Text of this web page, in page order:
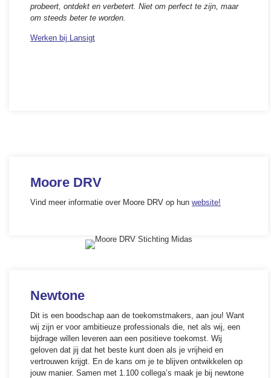
probeert, ontdekt en verbetert. Niet om perfect te zijn, maar
om steeds beter te worden.
Werken bij Lansigt
Moore DRV
Vind meer informatie over Moore DRV op hun website!
Newtone
Dit is een boodschap aan de toekomstmakers, aan jou! Want
wij zijn er voor ambitieuze professionals die, net als wij, een
bijdrage willen leveren aan een positieve toekomst. Wij
geloven dat jij dat het beste kunt doen als je vrijheid en
vertrouwen krijgt. En de kans om je te blijven ontwikkelen op
jouw manier. Samen met 1.100 collega’s maak je bij newtone